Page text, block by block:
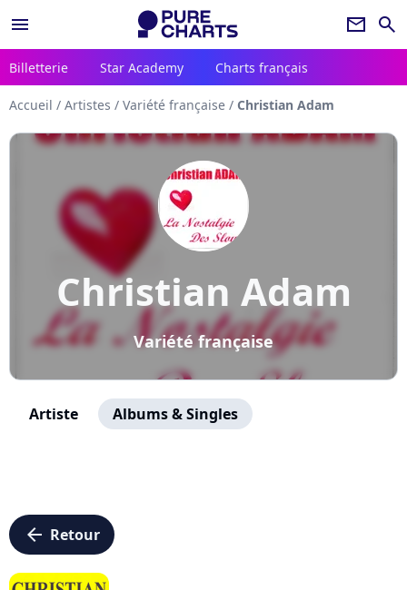
menu newsletter search
Billetterie Star Academy Charts français
Accueil / Artistes / Variété française / Christian Adam
Christian Adam
Variété française
Artiste Albums & Singles
arrow_left Retour